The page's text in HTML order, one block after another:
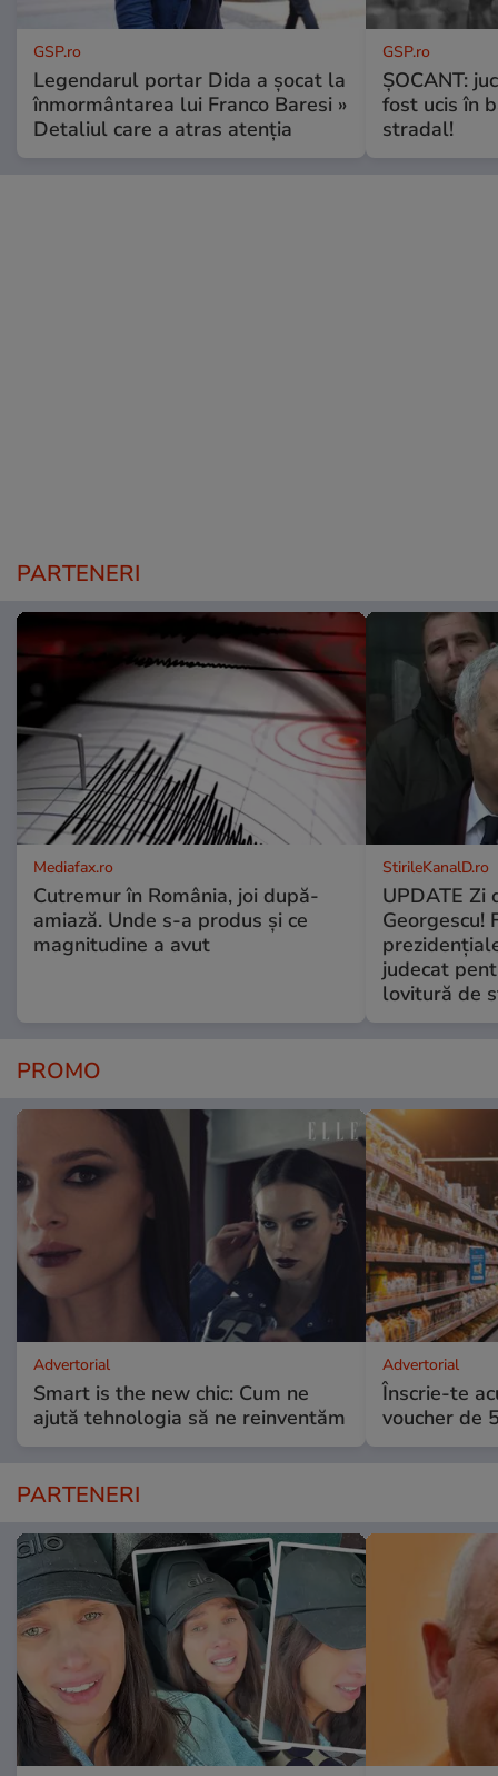
GSP.ro
Legendarul portar Dida a șocat la
înmormântarea lui Franco Baresi »
Detaliul care a atras atenția
GSP.ro
ȘOCANT:
fost ucis în
stradal!
PARTENERI
Mediafax.ro
Cutremur în România, joi după-
amiază. Unde s-a produs și ce
magnitudine a avut
StirileKanalD.ro
UPDATE Zi
Georgescu!
judecat
lovitură de
PROMO
Advertorial
Smart is the new chic: Cum ne
ajută tehnologia să ne reinventăm
Advertorial
Înscrie-te
voucher de
PARTENERI